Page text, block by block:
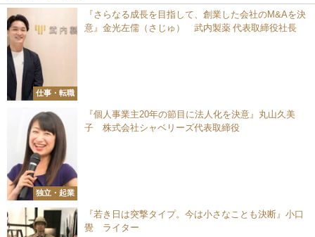
仕事・転職
『さらなる成長を目指して、創業した会社のM&Aを決
意』金光左儒（さじゅ） 武内製薬 代表取締役社長
独立・起業
『個人事業主20年の節目に法人化を決意』丸山久美
子 株式会社シャベリーズ代表取締役
『若き日は突撃タイプ。今は小さなことも決断』小口
覺 ライター